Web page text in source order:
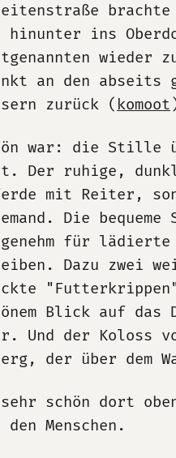
brachte
ins
wieder
an den abseits
zurück ( komoot
war: die Stille
Der ruhige,
mit Reiter,
Die bequeme
für lädierte
Dazu zwei
Blick auf das
Und der Koloss
der über dem
schön dort
den Menschen.